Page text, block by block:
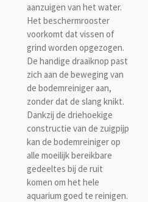
aanzuigen van het water.
Het beschermrooster
voorkomt dat vissen of
grind worden opgezogen.
De handige draaiknop past
zich aan de beweging van
de bodemreiniger aan,
zonder dat de slang knikt.
Dankzij de driehoekige
constructie van de zuigpijp
kan de bodemreiniger op
alle moeilijk bereikbare
gedeeltes bij de ruit
komen om het hele
aquarium goed te reinigen.